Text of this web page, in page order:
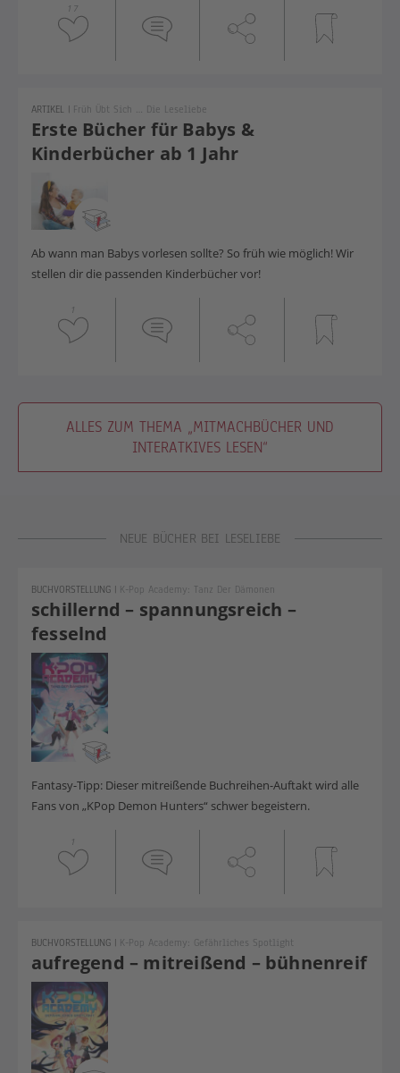
17
Erste Bücher für Babys &
Kinderbücher ab 1 Jahr
ARTIKEL | Früh Übt Sich … Die Leseliebe
Ab wann man Babys vorlesen sollte? So früh wie möglich! Wir
stellen dir die passenden Kinderbücher vor!
1
ALLES ZUM THEMA „MITMACHBÜCHER UND
INTERATKIVES LESEN“
NEUE BÜCHER BEI LESELIEBE
schillernd – spannungsreich –
fesselnd
BUCHVORSTELLUNG | K-Pop Academy: Tanz Der Dämonen
Fantasy-Tipp: Dieser mitreißende Buchreihen-Auftakt wird alle
Fans von „KPop Demon Hunters“ schwer begeistern.
1
aufregend – mitreißend – bühnenreif
BUCHVORSTELLUNG | K-Pop Academy: Gefährliches Spotlight